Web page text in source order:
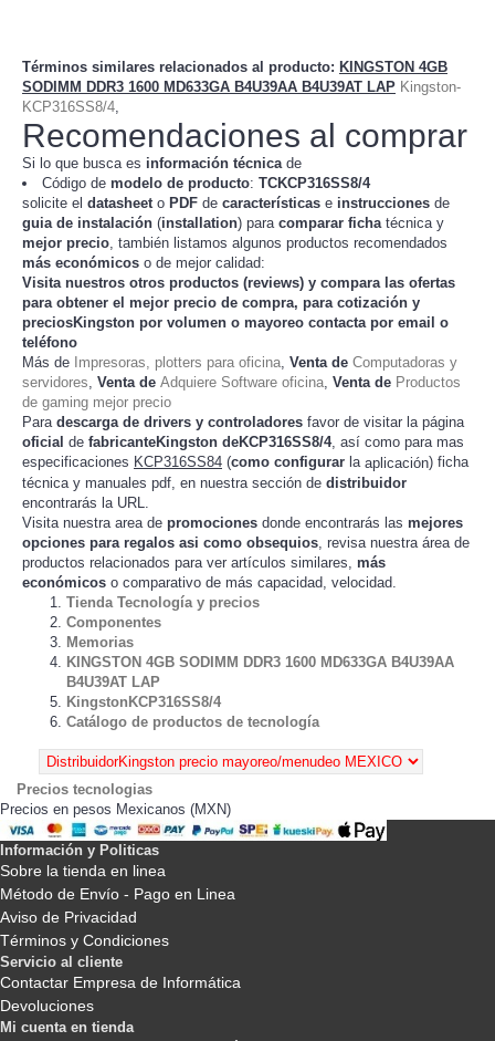
Términos similares relacionados al producto: KINGSTON 4GB
SODIMM DDR3 1600 MD633GA B4U39AA B4U39AT LAP Kingston-
KCP316SS8/4,
Recomendaciones al comprar
Si lo que busca es información técnicade
Código de modelo de producto: TCKCP316SS8/4
solicite el datasheeto PDF de características e instrucciones de
guia de instalación (installation) para comparar fichatécnica y
mejor precio, también listamos algunos productos recomendados
más económicos o de mejor calidad:
Visita nuestros otros productos (reviews) y compara las ofertas
para obtener el mejor precio de compra, para cotización y
preciosKingston por volumen o mayoreo contacta por email o
teléfono
Más de Impresoras, plotters para oficina, Venta de Computadoras y
servidores, Venta de Adquiere Software oficina, Venta de Productos
de gaming mejor precio
Para descarga de drivers y controladores favor de visitar la página
oficial de fabricanteKingston deKCP316SS8/4, así como para mas
especificaciones KCP316SS84 (como configurar la aplicación) ficha
técnica y manuales pdf, en nuestra sección de distribuidor
encontrarás la URL.
Visita nuestra area de promociones donde encontrarás las mejores
opciones para regalos asi como obsequios , revisa nuestra área de
productos relacionados para ver artículos similares más
económicos o comparativo de más capacidad, velocidad.
Tienda Tecnología y precios
Componentes
Memorias
KINGSTON 4GB SODIMM DDR3 1600 MD633GA B4U39AA
B4U39AT LAP
KingstonKCP316SS8/4
Catálogo de productos de tecnología
Precios tecnologias
Precios en pesos Mexicanos (MXN)
Información y Politicas
Sobre la tienda en linea
Método de Envío - Pago en Linea
Aviso de Privacidad
Términos y Condiciones
Servicio al cliente
Contactar Empresa de Informática
Devoluciones
Mi cuenta en tienda